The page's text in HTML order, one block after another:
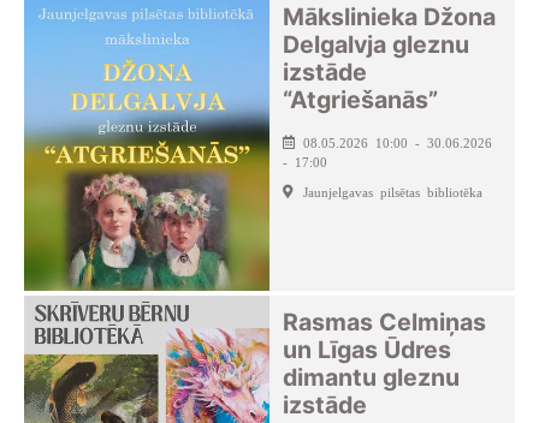
Mākslinieka Džona
Delgalvja gleznu
izstāde
“Atgriešanās”
08.05.2026 10:00 - 30.06.2026
- 17:00
Jaunjelgavas pilsētas bibliotēka
Rasmas Celmiņas
un Līgas Ūdres
dimantu gleznu
izstāde